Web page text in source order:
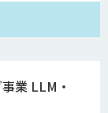
業 LLM・